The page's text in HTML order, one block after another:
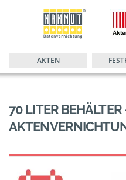
AKTEN
70 LITER BEHÄLTER